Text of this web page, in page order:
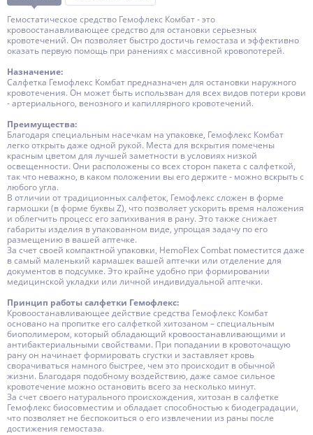
Гемостатическое средство Гемофлекс Комбат - это
кровоостанавливающее средство для остановки серьезных
кровотечений. Он позволяет быстро достичь гемостаза и эффективно
оказать первую помощь при ранениях с массивной кровопотерей.
Назначение:
Салфетка Гемофлекс Комбат предназначен для остановки наружного
кровотечения. Он может быть использван для всех видов потери крови
- артериального, венозного и капиллярного кровотечений.
Преимущества:
Благодаря специальным насечкам на упаковке, Гемофлекс Комбат
легко открыть даже одной рукой. Места для вскрытия помечены
красным цветом для лучшей заметности в условиях низкой
освещенности. Они расположены со всех сторон пакета с салфеткой,
так что неважно, в каком положении вы его держите - можно вскрыть с
любого угла.
В отличии от традиционных салфеток, Гемофлекс сложен в форме
гармошки (в форме буквы Z), что позволяет ускорить время наложения
и облегчить процесс его запихивания в рану. Это также снижает
габариты изделия в упакованном виде, упрощая задачу по его
размещению в вашей аптечке.
За счет своей компактной упаковки, HemoFlex Combat поместится даже
в самый маленький кармашек вашей аптечки или отделение для
документов в подсумке. Это крайне удобно при формировании
медицинской укладки или личной индивидуальной аптечки.
Принцип работы салфетки Гемофлекс:
Кровоостанавливающее действие средства Гемофлекс Комбат
основано на пропитке его салфеткой хитозаном – специальным
биополимером, который обладающий кровоостанавливающими и
антибактериальными свойствами. При попадании в кровоточащую
рану он начинает формировать сгустки и заставляет кровь
сворачиваться намного быстрее, чем это происходит в обычной
жизни. Благодаря подобному воздействию, даже самое сильное
кровотечение можно остановить всего за несколько минут.
За счет своего натурального происхождения, хитозан в салфетке
Гемофлекс биосовместим и обладает способностью к биодеградации,
что позволяет не беспокоиться о его извлечении из раны после
достижения гемостаза.